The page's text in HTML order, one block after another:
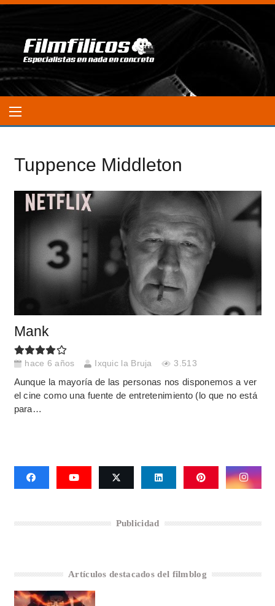
Tuppence Middleton
Mank
hace 6 años Ixquic la Bruja 3.513
Aunque la mayoría de las personas nos disponemos a ver
el cine como una fuente de entretenimiento (lo que no está
para…
Publicidad
Artículos destacados del filmblog